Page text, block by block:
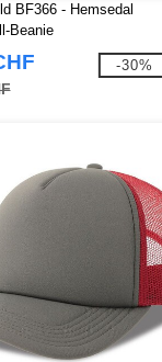
BF366 - Hemsedal
Beanie
-30%